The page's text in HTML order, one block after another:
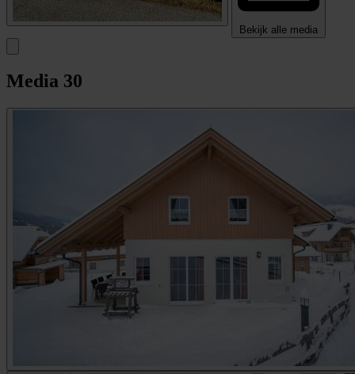
Bekijk alle media
Media 30